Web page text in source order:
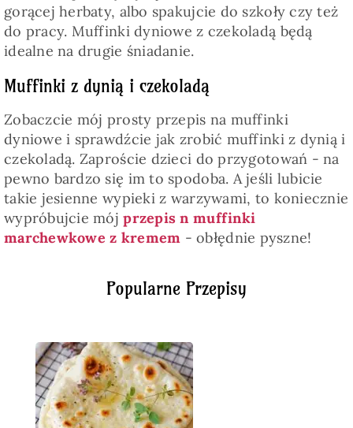
Popularne Przepisy
gorącej herbaty, albo spakujcie do szkoły czy też
do pracy. Muffinki dyniowe z czekoladą będą
idealne na drugie śniadanie.
Muffinki z dynią i czekoladą
Zobaczcie mój prosty przepis na muffinki
dyniowe i sprawdźcie jak zrobić muffinki z dynią i
czekoladą. Zaproście dzieci do przygotowań - na
pewno bardzo się im to spodoba. A jeśli lubicie
takie jesienne wypieki z warzywami, to koniecznie
wypróbujcie mójprzepis n muffinki
marchewkowe z kremem - obłędnie pyszne!